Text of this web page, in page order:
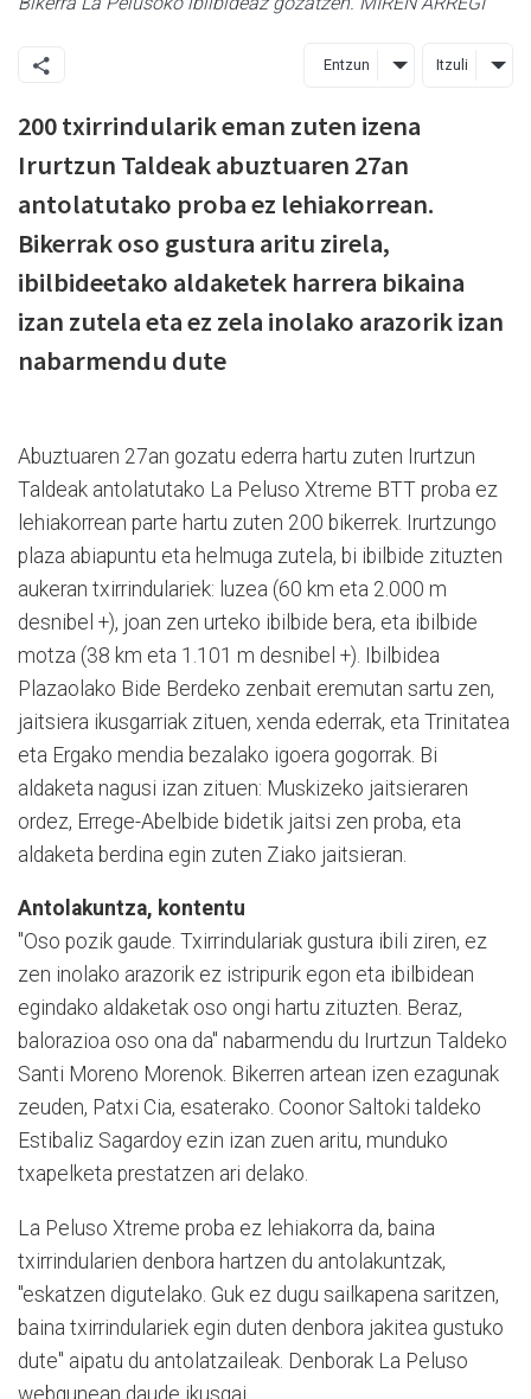
Entzun Itzuli
200 txirrindularik eman zuten izena
Irurtzun Taldeak abuztuaren 27an
antolatutako proba ez lehiakorrean.
Bikerrak oso gustura aritu zirela,
ibilbideetako aldaketek harrera bikaina
izan zutela eta ez zela inolako arazorik izan
nabarmendu dute
Abuztuaren 27an gozatu ederra hartu zuten Irurtzun
Taldeak antolatutako La Peluso Xtreme BTT proba ez
lehiakorrean parte hartu zuten 200 bikerrek. Irurtzungo
plaza abiapuntu eta helmuga zutela, bi ibilbide zituzten
aukeran txirrindulariek: luzea (60 km eta 2.000 m
desnibel +), joan zen urteko ibilbide bera, eta ibilbide
motza (38 km eta 1.101 m desnibel +). Ibilbidea
Plazaolako Bide Berdeko zenbait eremutan sartu zen,
jaitsiera ikusgarriak zituen, xenda ederrak, eta Trinitatea
eta Ergako mendia bezalako igoera gogorrak. Bi
aldaketa nagusi izan zituen: Muskizeko jaitsieraren
ordez, Errege-Abelbide bidetik jaitsi zen proba, eta
aldaketa berdina egin zuten Ziako jaitsieran.
Antolakuntza, kontentu
"Oso pozik gaude. Txirrindulariak gustura ibili ziren, ez
zen inolako arazorik ez istripurik egon eta ibilbidean
egindako aldaketak oso ongi hartu zituzten. Beraz,
balorazioa oso ona da" nabarmendu du Irurtzun Taldeko
Santi Moreno Morenok. Bikerren artean izen ezagunak
zeuden, Patxi Cia, esaterako. Coonor Saltoki taldeko
Estibaliz Sagardoy ezin izan zuen aritu, munduko
txapelketa prestatzen ari delako.
La Peluso Xtreme proba ez lehiakorra da, baina
txirrindularien denbora hartzen du antolakuntzak,
"eskatzen digutelako. Guk ez dugu sailkapena saritzen,
baina txirrindulariek egin duten denbora jakitea gustuko
dute" aipatu du antolatzaileak. Denborak La Peluso
webgunean daude ikusgai.